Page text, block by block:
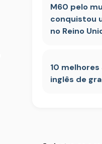
M60 pelo
conquistou
no Reino
10
inglês de